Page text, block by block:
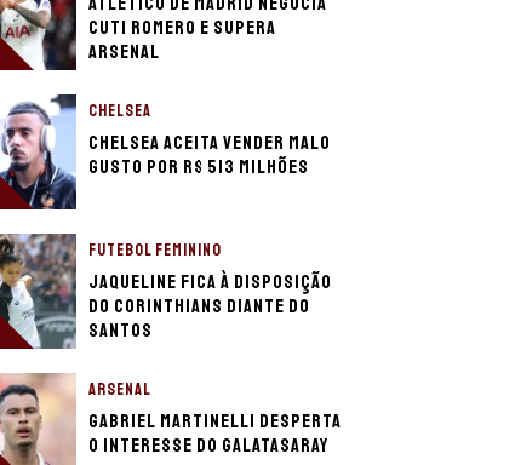
Cuti Romero e supera
Arsenal
CHELSEA
Chelsea aceita vender Malo
Gusto por R$ 513 milhões
FUTEBOL FEMININO
Jaqueline fica à disposição
do Corinthians diante do
Santos
ARSENAL
Gabriel Martinelli desperta
o interesse do Galatasaray